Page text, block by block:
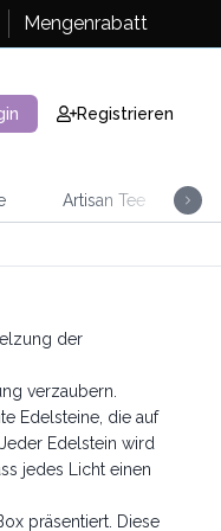
Mengenrabatt
Registrieren
Artisan Tee
der
verzaubern.
Edelsteine, die auf
Edelstein wird
jedes Licht einen
präsentiert. Diese